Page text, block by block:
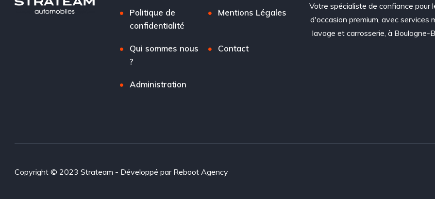
Politique de
confidentialité
Mentions Légales
Qui sommes nous
?
Contact
Administration
Votre spécialiste de confiance pour
d'occasion premium, avec services
lavage et carrosserie, à Boulogne-
Copyright © 2023 Strateam - Développé par Reboot Agency